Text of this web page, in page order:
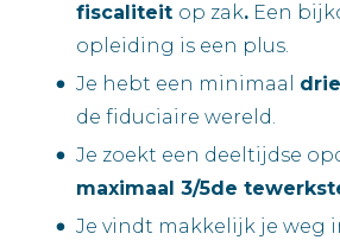
fiscaliteit op zak. Een
opleiding is een plus.
Je hebt een minimaal
de fiduciaire wereld.
Je zoekt een deeltijdse
maximaal 3/5de
Je vindt makkelijk je weg